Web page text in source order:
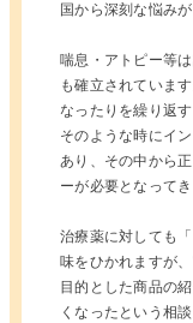
国から深刻な悩み
喘息・アトピー等
も確立されていま
なったりを繰り返
そのような時にイ
あり、その中から
ーが必要となってき
治療薬に対しても
味をひかれますが
目的とした商品の
くなったという相